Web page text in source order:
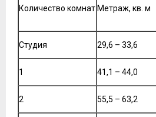
Количество комнат Метраж, кв. м
Студия 29,6 – 33,6
1 41,1 – 44,0
2 55,5 – 63,2